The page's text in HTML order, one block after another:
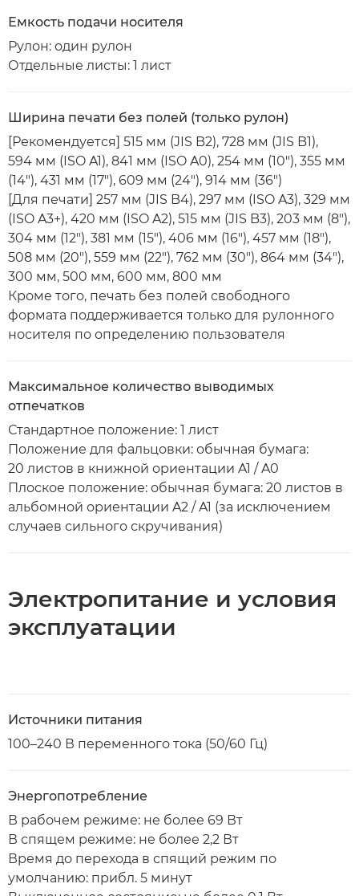
Емкость подачи носителя
Рулон: один рулон
Отдельные листы: 1 лист
Ширина печати без полей (только рулон)
[Рекомендуется] 515 мм (JIS B2), 728 мм (JIS B1),
594 мм (ISO A1), 841 мм (ISO A0), 254 мм (10"), 355 мм
(14"), 431 мм (17"), 609 мм (24"), 914 мм (36")
[Для печати] 257 мм (JIS B4), 297 мм (ISO A3), 329 мм
(ISO A3+), 420 мм (ISO A2), 515 мм (JIS B3), 203 мм (8"),
304 мм (12"), 381 мм (15"), 406 мм (16"), 457 мм (18"),
508 мм (20"), 559 мм (22"), 762 мм (30"), 864 мм (34"),
300 мм, 500 мм, 600 мм, 800 мм
Кроме того, печать без полей свободного
формата поддерживается только для рулонного
носителя по определению пользователя
Максимальное количество выводимых
отпечатков
Стандартное положение: 1 лист
Положение для фальцовки: обычная бумага:
20 листов в книжной ориентации A1 / A0
Плоское положение: обычная бумага: 20 листов в
альбомной ориентации A2 / A1 (за исключением
случаев сильного скручивания)
Электропитание и условия
эксплуатации
Источники питания
100–240 В переменного тока (50/60 Гц)
Энергопотребление
В рабочем режиме: не более 69 Вт
В спящем режиме: не более 2,2 Вт
Время до перехода в спящий режим по
умолчанию: прибл. 5 минут